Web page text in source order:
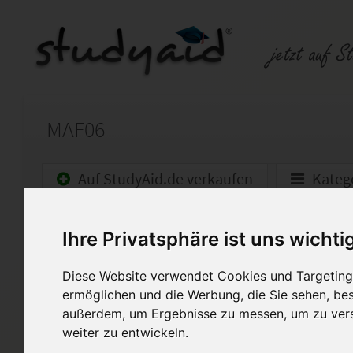
Ihre Privatsphäre ist uns
Diese Website verwendet Cookies und
ermöglichen und die Werbung, die Sie sehen,
außerdem, um Ergebnisse zu messen, um zu
weiter zu entwickeln.
MAF06
Auf StudyAid.de verkaufen
MAF06 - Integralrechnung
Note 1 (98/100)! Mit
Die Einsendeaufgaben